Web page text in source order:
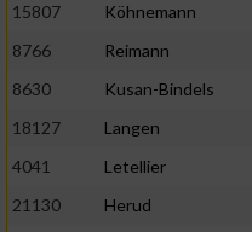
15807
Köhnemann
8766
Reimann
8630
Kusan-Bindels
18127
Langen
4041
Letellier
21130
Herud